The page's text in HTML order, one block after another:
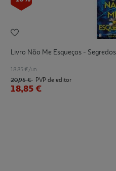
Livro Não Me Esqueças -
18.85 €/un
20,95 € PVP de editor
18,85 €